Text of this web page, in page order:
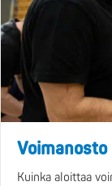
Kuinka aloittaa